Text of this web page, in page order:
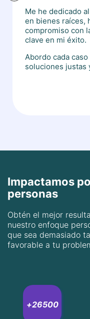
Me he dedicado
en bienes raíces,
compromiso con
clave en mi éxito.
Abordo cada
soluciones justas
Impactamos
personas
Obtén el mejor
nuestro enfoque
que sea demasiado
favorable a tu
+26500